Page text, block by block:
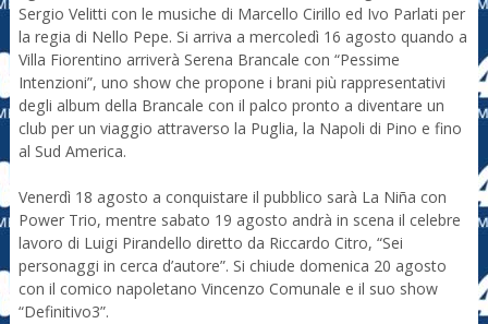
Sergio Velitti con le musiche di Marcello Cirillo ed Ivo Parlati per
la regia di Nello Pepe. Si arriva a mercoledì 16 agosto quando a
Villa Fiorentino arriverà Serena Brancale con “Pessime
Intenzioni”, uno show che propone i brani più rappresentativi
degli album della Brancale con il palco pronto a diventare un
club per un viaggio attraverso la Puglia, la Napoli di Pino e fino
al Sud America.
Venerdì 18 agosto a conquistare il pubblico sarà La Niña con
Power Trio, mentre sabato 19 agosto andrà in scena il celebre
lavoro di Luigi Pirandello diretto da Riccardo Citro, “Sei
personaggi in cerca d’autore”. Si chiude domenica 20 agosto
con il comico napoletano Vincenzo Comunale e il suo show
“Definitivo3”.